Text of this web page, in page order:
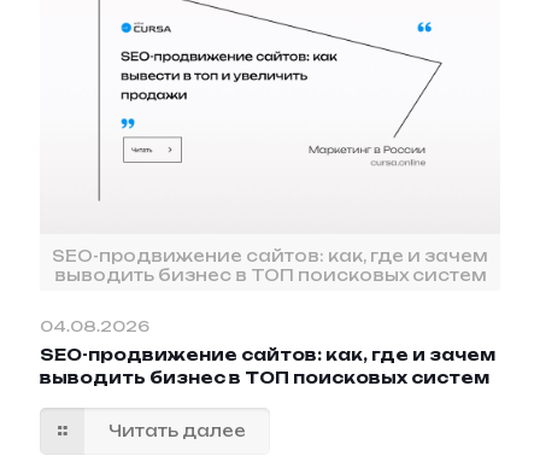
SEO-продвижение сайтов: как, где и зачем
выводить бизнес в ТОП поисковых систем
04.08.2026
SEO-продвижение сайтов: как, где и зачем
выводить бизнес в ТОП поисковых систем
Читать далее